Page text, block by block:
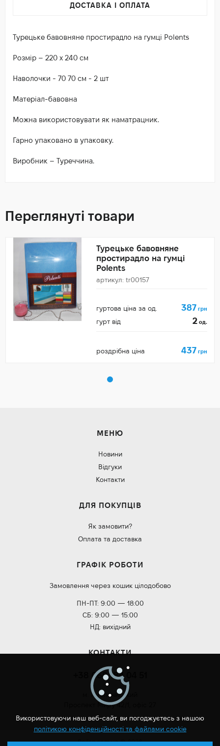
ДОСТАВКА І ОПЛАТА
Турецьке бавовняне простирадло на гумці Polents
Розмір – 220 х 240 см
Наволочки - 70 70 см - 2 шт
Матеріал-бавовна
Можна використовувати як наматрацник.
Гарно упаковано в упаковку.
Виробник – Туреччина.
Переглянуті товари
Турецьке бавовняне
простирадло на гумці
Polents
артикул: tr00157
гуртова ціна за од. 387 грн
гурт від 2 од.
роздрібна ціна 437 грн
МЕНЮ
Новини
Відгуки
Контакти
ДЛЯ ПОКУПЦІВ
Як замовити?
Оплата та доставка
ГРАФІК РОБОТИ
Замовлення через кошик цілодобово
ПН-ПТ: 9:00 — 18:00
СБ: 9:00 — 15:00
НД: вихідний
КОНТАКТИ
+38 068 184 04 51
м. Хмельницький
Проспект Миру 42/1, офіс 27
Roilan.com.ua © 2026
Використовуючи наш веб-сайт, ви погоджуєтесь з нашою
політикою конфіденційності та файлами cookie